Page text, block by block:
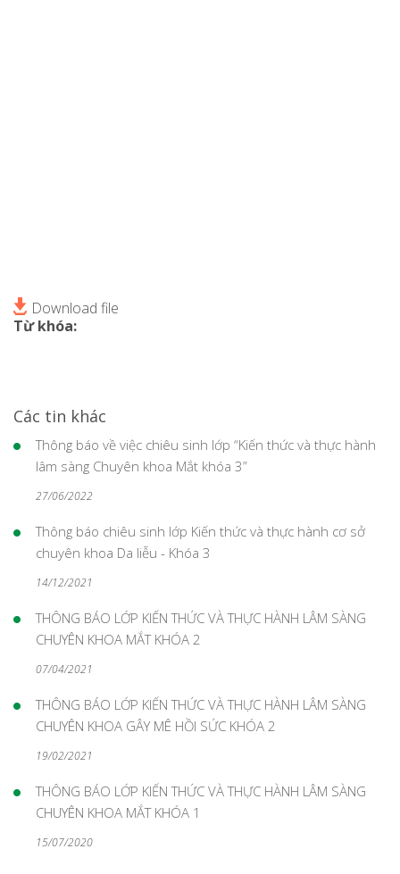
Download file
Từ khóa:
Các tin khác
Thông báo về việc chiêu sinh lớp “Kiến thức và thực hành
lâm sàng Chuyên khoa Mắt khóa 3”
27/06/2022
Thông báo chiêu sinh lớp Kiến thức và thực hành cơ sở
chuyên khoa Da liễu - Khóa 3
14/12/2021
THÔNG BÁO LỚP KIẾN THỨC VÀ THỰC HÀNH LÂM SÀNG
CHUYÊN KHOA MẮT KHÓA 2
07/04/2021
THÔNG BÁO LỚP KIẾN THỨC VÀ THỰC HÀNH LÂM SÀNG
CHUYÊN KHOA GÂY MÊ HỒI SỨC KHÓA 2
19/02/2021
THÔNG BÁO LỚP KIẾN THỨC VÀ THỰC HÀNH LÂM SÀNG
CHUYÊN KHOA MẮT KHÓA 1
15/07/2020